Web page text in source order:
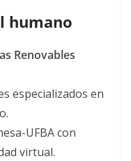
humano
Renovables
especializados en
UFBA con
virtual.